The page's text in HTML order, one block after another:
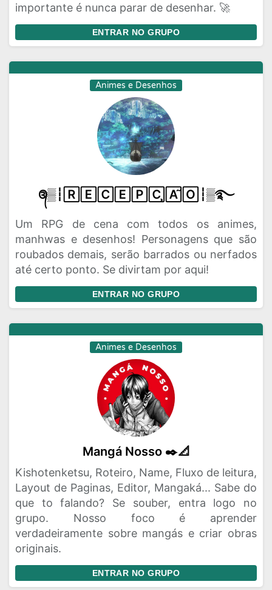
importante é nunca parar de desenhar. 🚀
ENTRAR NO GRUPO
Animes e Desenhos
᭕▒┆🅁🄴🄲🄴🄿🄲̧🄰̃🄾┆▒࿐
Um RPG de cena com todos os animes,
manhwas e desenhos! Personagens que são
roubados demais, serão barrados ou nerfados
até certo ponto. Se divirtam por aqui!
ENTRAR NO GRUPO
Animes e Desenhos
Mangá Nosso ✒️📐
Kishotenketsu, Roteiro, Name, Fluxo de leitura,
Layout de Paginas, Editor, Mangaká... Sabe do
que to falando? Se souber, entra logo no
grupo. Nosso foco é aprender
verdadeiramente sobre mangás e criar obras
originais.
ENTRAR NO GRUPO